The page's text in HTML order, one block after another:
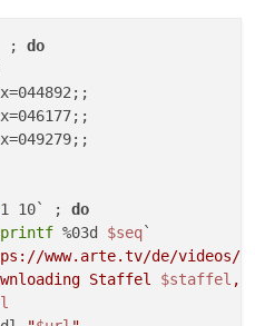
; do
1 10` ; do
printf %03d $seq`
www.arte.tv/de/videos/
Staffel $staffel ,